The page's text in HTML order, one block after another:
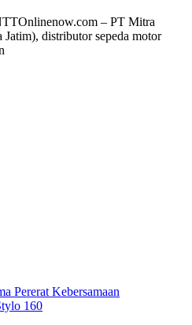
– PT Mitra
distributor sepeda motor